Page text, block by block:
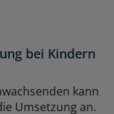
bei Kindern
kann
Umsetzung an.